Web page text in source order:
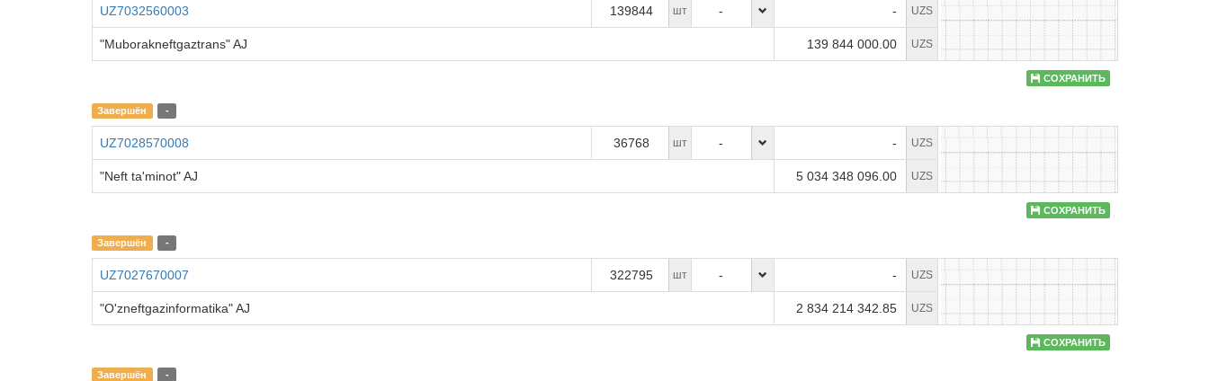
UZ7032560003 139844 шт - - UZS
"Muborakneftgaztrans" AJ 139 844 000.00 UZS
СОХРАНИТЬ
Завершён -
UZ7028570008 36768 шт - - UZS
"Neft ta'minot" AJ 5 034 348 096.00 UZS
СОХРАНИТЬ
Завершён -
UZ7027670007 322795 шт - - UZS
"O'zneftgazinformatika" AJ 2 834 214 342.85 UZS
СОХРАНИТЬ
Завершён -